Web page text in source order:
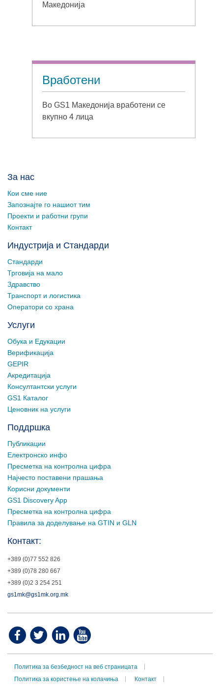
Македонија
Вработени
Во GS1 Македонија вработени се
вкупно 4 лица
За нас
Кои сме ние
Запознајте го нашиот тим
Проекти и работни групи
Контакт
Индустрија и Стандарди
Стандарди
Трговија на мало
Здравство
Транспорт и логистика
Оператори со храна
Услуги
Обука и Едукации
Верификација
GEPIR
Акредитација
Консултантски услуги
GS1 Каталог
Ценовник на услуги
Поддршка
Публикации
Електронско инфо
Пресметка на контролна цифра
Најчесто поставени прашања
Корисни документи
GS1 Discovery App
Пресметка на контролна цифра
Правила за доделување на GTIN и GLN
Контакт:
+389 (0)77 552 826
+389 (0)78 280 667
+389 (0)2 3 254 251
gs1mk@gs1mk.org.mk
Политика за безбедност на веб страницата
Политика за користење на колачиња
Контакт